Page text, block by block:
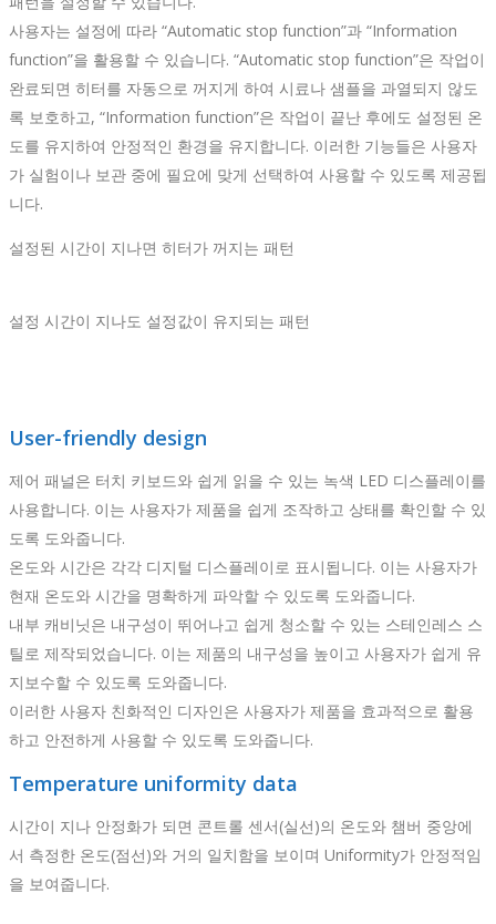
사용자는 설정에 따라 “Automatic stop function”과 “Information
function”을 활용할 수 있습니다. “Automatic stop function”은 작업이
완료되면 히터를 자동으로 꺼지게 하여 시료나 샘플을 과열되지 않도
록 보호하고, “Information function”은 작업이 끝난 후에도 설정된 온
도를 유지하여 안정적인 환경을 유지합니다. 이러한 기능들은 사용자
가 실험이나 보관 중에 필요에 맞게 선택하여 사용할 수 있도록 제공됩
니다.
설정된 시간이 지나면 히터가 꺼지는 패턴
설정 시간이 지나도 설정값이 유지되는 패턴
User-friendly design
제어 패널은 터치 키보드와 쉽게 읽을 수 있는 녹색 LED 디스플레이를
사용합니다. 이는 사용자가 제품을 쉽게 조작하고 상태를 확인할 수 있
도록 도와줍니다.
온도와 시간은 각각 디지털 디스플레이로 표시됩니다. 이는 사용자가
현재 온도와 시간을 명확하게 파악할 수 있도록 도와줍니다.
내부 캐비닛은 내구성이 뛰어나고 쉽게 청소할 수 있는 스테인레스 스
틸로 제작되었습니다. 이는 제품의 내구성을 높이고 사용자가 쉽게 유
지보수할 수 있도록 도와줍니다.
이러한 사용자 친화적인 디자인은 사용자가 제품을 효과적으로 활용
하고 안전하게 사용할 수 있도록 도와줍니다.
Temperature uniformity data
시간이 지나 안정화가 되면 콘트롤 센서(실선)의 온도와 챔버 중앙에
서 측정한 온도(점선)와 거의 일치함을 보이며 Uniformity가 안정적임
을 보여줍니다.